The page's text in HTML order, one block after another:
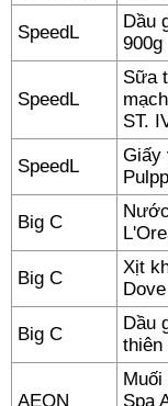
SpeedL
Dầu
900g
SpeedL
Sữa
ST.
SpeedL
Giấy
Big C
Big C
Xịt
Big C
Dầu
thiên
AEON
Spa